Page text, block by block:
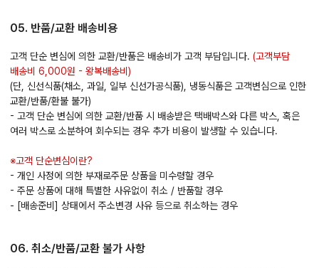
05. 반품/교환 배송비용
고객 단순 변심에 의한 교환/반품은 배송비가 고객 부담입니다. (고객부담
배송비 6,000원 - 왕복배송비)
(단, 신선식품(채소, 과일, 일부 신선가공식품), 냉동식품은 고객변심으로 인한
교환/반품/환불 불가)
- 고객 단순 변심에 의한 교환/반품 시 배송받은 택배박스와 다른 박스, 혹은
여러 박스로 소분하여 회수되는 경우 추가 비용이 발생할 수 있습니다.
※고객 단순변심이란?
- 개인 사정에 의한 부재로주문 상품을 미수령할 경우
- 주문 상품에 대해 특별한 사유없이 취소 / 반품할 경우
- [배송준비] 상태에서 주소변경 사유 등으로 취소하는 경우
06. 취소/반품/교환 불가 사항